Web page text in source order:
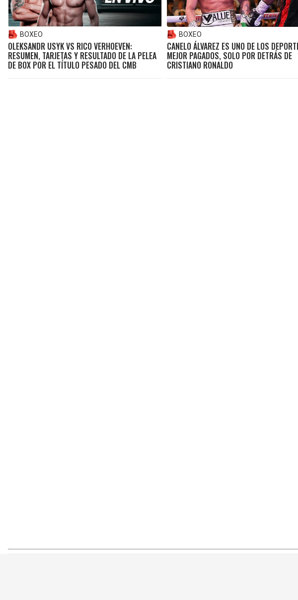
BOXEO
OLEKSANDR USYK VS RICO VERHOEVEN:
RESUMEN, TARJETAS Y RESULTADO DE LA PELEA
DE BOX POR EL TÍTULO PESADO DEL CMB
BOXEO
CANELO ÁLVAREZ ES UNO DE LOS
MEJOR PAGADOS, SOLO POR DETRÁS DE
CRISTIANO RONALDO